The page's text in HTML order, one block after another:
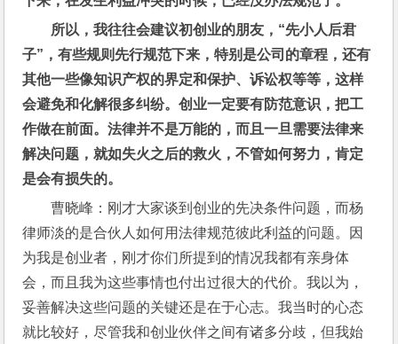
所以，我往往会建议初创业的朋友，“先小人后君
子”，有些规则先行规范下来，特别是公司的章程，还有
其他一些像知识产权的界定和保护、诉讼权等等，这样
会避免和化解很多纠纷。创业一定要有防范意识，把工
作做在前面。法律并不是万能的，而且一旦需要法律来
解决问题，就如失火之后的救火，不管如何努力，肯定
是会有损失的。
曹晓峰：刚才大家谈到创业的先决条件问题，而杨
律师淡的是合伙人如何用法律规范彼此利益的问题。因
为我是创业者，刚才你们所提到的情况我都有亲身体
会，而且我为这些事情也付出过很大的代价。我以为，
妥善解决这些问题的关键还是在于心志。我当时的心态
就比较好，尽管我和创业伙伴之间有诸多分歧，但我始